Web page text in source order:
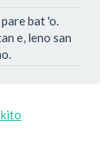
bat 'o.
e, leno san